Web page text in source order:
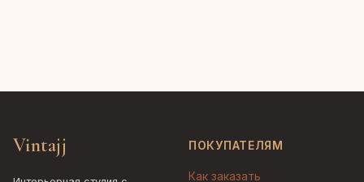
Vintajj ПОКУПАТЕЛЯМ
Как заказать